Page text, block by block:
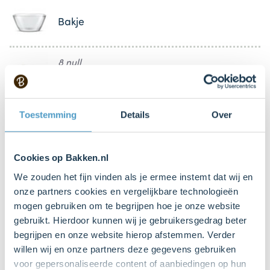
Toestemming Details Over
Cookies op Bakken.nl
We zouden het fijn vinden als je ermee instemt dat wij en
onze partners cookies en vergelijkbare technologieën
mogen gebruiken om te begrijpen hoe je onze website
gebruikt. Hierdoor kunnen wij je gebruikersgedrag beter
begrijpen en onze website hierop afstemmen. Verder
willen wij en onze partners deze gegevens gebruiken
voor gepersonaliseerde content of aanbiedingen op hun
Bakje
8 null
Tartelette vormpjes (of tartelette blik)
Mengkom
Citruspers
IJslepel